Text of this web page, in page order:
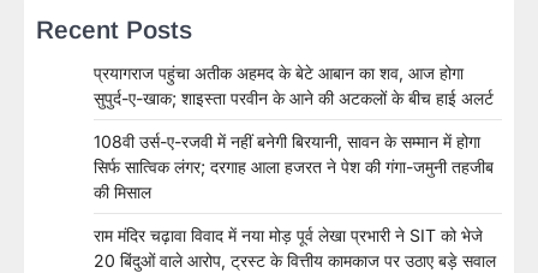
Recent Posts
प्रयागराज पहुंचा अतीक अहमद के बेटे आबान का शव, आज होगा
सुपुर्द-ए-खाक; शाइस्ता परवीन के आने की अटकलों के बीच हाई अलर्ट
108वी उर्स-ए-रजवी में नहीं बनेगी बिरयानी, सावन के सम्मान में होगा
सिर्फ सात्विक लंगर; दरगाह आला हजरत ने पेश की गंगा-जमुनी तहजीब
की मिसाल
राम मंदिर चढ़ावा विवाद में नया मोड़ पूर्व लेखा प्रभारी ने SIT को भेजे
20 बिंदुओं वाले आरोप, ट्रस्ट के वित्तीय कामकाज पर उठाए बड़े सवाल